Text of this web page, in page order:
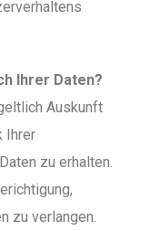
Ihrer Daten?
Auskunft
Ihrer
zu erhalten.
zu verlangen.